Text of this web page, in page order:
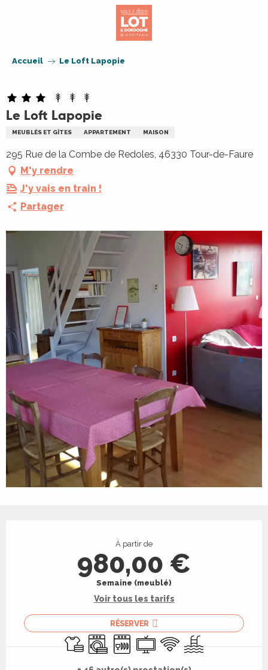
Accueil Le Loft Lapopie
Le Loft Lapopie
MEUBLÉS ET GÎTES APPARTEMENT MAISON
295 Rue de la Combe de Redoles, 46330 Tour-de-Faure
M'y rendre
J'y vais en train !
Partager
À partir de
980,00 €
Semaine (meublé)
Voir tous les tarifs
RÉSERVER
Draps et linge
Lave lingeLave vaisselle
Télévision
WiFi Piscine